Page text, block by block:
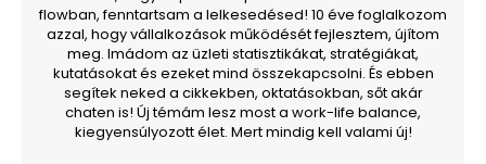
flowban, fenntartsam a lelkesedésed! 10 éve foglalkozom
azzal, hogy vállalkozások működését fejlesztem, újítom
meg. Imádom az üzleti statisztikákat, stratégiákat,
kutatásokat és ezeket mind összekapcsolni. És ebben
segítek neked a cikkekben, oktatásokban, sőt akár
chaten is! Új témám lesz most a work-life balance,
kiegyensúlyozott élet. Mert mindig kell valami új!